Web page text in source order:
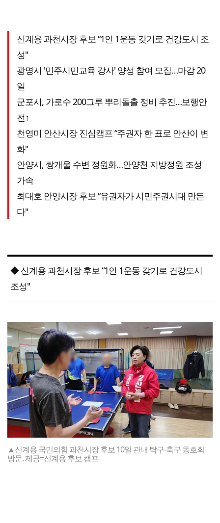
신계용 과천시장 후보 “1인 1운동 갖기로 건강도시 조
성"
광명시 '민주시민교육 강사' 양성 참여 모집…마감 20
일
군포시, 가로수 200그루 뿌리돌출 정비 추진…보행안
전↑
천영미 안산시장 진심캠프 “주권자 한 표로 안산이 변
화"
안양시, 쌍개울 수변 정원화…안양천 지방정원 조성
가속
최대호 안양시장 후보 “유권자가 시민주권시대 만든
다"
◆ 신계용 과천시장 후보 “1인 1운동 갖기로 건강도시
조성"
▲신계용 국민의힘 과천시장 후보 10일 관내 탁구-축구 동호회
방문. 제공=신계용 후보 캠프